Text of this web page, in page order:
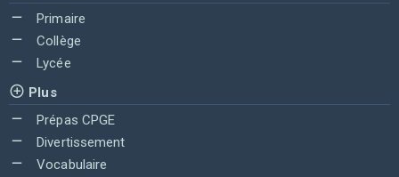
Primaire
Collège
Lycée
Plus
Prépas CPGE
Divertissement
Vocabulaire